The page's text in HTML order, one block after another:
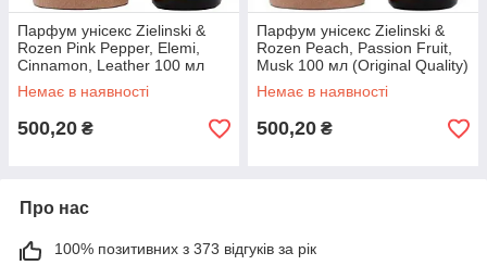
Парфум унісекс Zielinski &
Rozen Pink Pepper, Elemi,
Cinnamon, Leather 100 мл
(Original Quality) УЦІНКА
Немає в наявності
500,20 ₴
Парфум унісекс Zielinski &
Rozen Peach, Passion Fruit,
Musk 100 мл (Original Quality)
УЦІНКА
Немає в наявності
500,20 ₴
Про нас
100% позитивних з 373 відгуків за рік